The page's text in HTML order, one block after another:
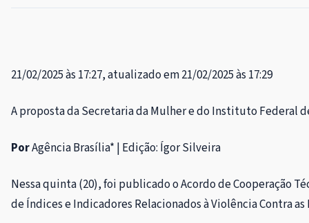
21/02/2025 às 17:27, atualizado em 21/02/2025 às 17:29
A proposta da Secretaria da Mulher e do Instituto Federal
PorAgência Brasília* | Edição: Ígor Silveira
Nessa quinta (20), foi publicado o Acordo de Cooperação
de Índices e Indicadores Relacionados à Violência Contra